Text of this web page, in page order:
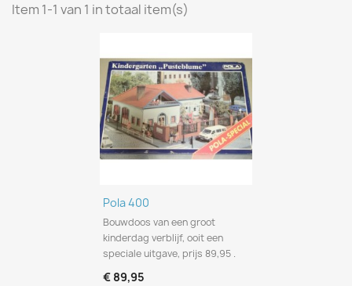
Item 1-1 van 1 in totaal item(s)
Pola 400
Bouwdoos van een groot
kinderdag verblijf, ooit een
speciale uitgave, prijs 89,95 .
€ 89,95